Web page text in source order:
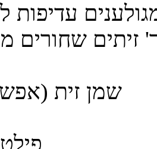
מגולענים
גר' זיתים שחורים
שמן זית
3